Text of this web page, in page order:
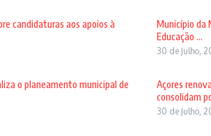
candidaturas aos apoios à
Município da
Educação ...
30 de Julho,
o planeamento municipal de
Açores
consolidam
30 de Julho,